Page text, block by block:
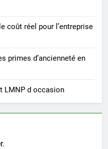
coût réel pour l’entreprise
primes d’ancienneté en
LMNP d occasion